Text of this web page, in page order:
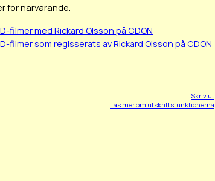
för närvarande.
filmer med Rickard Olsson på CDON
filmer som regisserats av Rickard Olsson på CDON
Skriv ut
Läs mer om utskriftsfunktionerna